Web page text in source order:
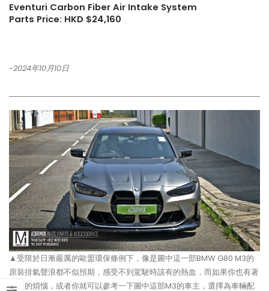
Eventuri Carbon Fiber Air Intake System
Parts Price: HKD $24,160
-2024年10月10日
▲受限於日漸嚴厲的歐盟環保條例下，像是圖中這一部BMW G80 M3的
原裝排氣聲浪都不似預期，感受不到駕駛時該有的熱血，而如果你也有著
相同的煩惱，或者你就可以參考一下圖中這部M3的車主，選擇為車輛配